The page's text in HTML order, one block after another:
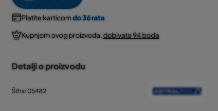
Platite karticomdo 36 rata
Kupnjom ovog proizvoda,dobivate 94 boda
Detalji o proizvodu
Šifra: 05482